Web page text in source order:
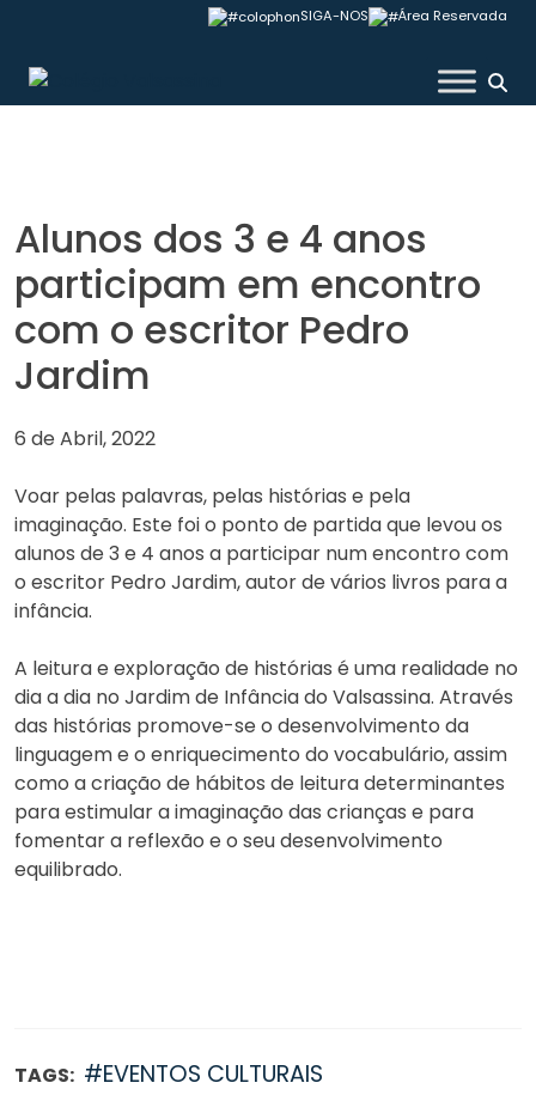
content
SIGA-NOS Área Reservada
Colégio Valsassina
Alunos dos 3 e 4 anos
participam em encontro
com o escritor Pedro
Jardim
6 de Abril, 2022
Voar pelas palavras, pelas histórias e pela
imaginação. Este foi o ponto de partida que levou os
alunos de 3 e 4 anos a participar num encontro com
o escritor Pedro Jardim, autor de vários livros para a
infância.
A leitura e exploração de histórias é uma realidade no
dia a dia no Jardim de Infância do Valsassina. Através
das histórias promove-se o desenvolvimento da
linguagem e o enriquecimento do vocabulário, assim
como a criação de hábitos de leitura determinantes
para estimular a imaginação das crianças e para
fomentar a reflexão e o seu desenvolvimento
equilibrado.
TAGS: #EVENTOS CULTURAIS